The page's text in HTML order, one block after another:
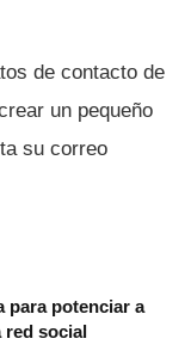
de contacto de
un pequeño
su correo
para potenciar a
red social